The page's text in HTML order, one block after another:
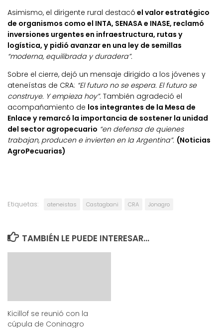
Asimismo, el dirigente rural destacó el valor estratégico
de organismos como el INTA, SENASA e INASE, reclamó
inversiones urgentes en infraestructura, rutas y
logística, y pidió avanzar en una ley de semillas
“moderna, equilibrada y duradera”.
Sobre el cierre, dejó un mensaje dirigido a los jóvenes y
ateneístas de CRA: “El futuro no se espera. El futuro se
construye. Y empieza hoy”. También agradeció el
acompañamiento de los integrantes de la Mesa de
Enlace y remarcó la importancia de sostener la unidad
del sector agropecuario “en defensa de quienes
trabajan, producen e invierten en la Argentina”. (Noticias
AgroPecuarias)
Etiquetas: ateneistas Castagbani CRA Jonagro
TAMBIÉN LE PUEDE INTERESAR...
Kicillof se reunió con la
cúpula de Coninagro